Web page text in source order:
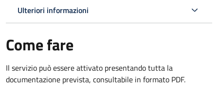
Ulteriori informazioni
Come fare
Il servizio può essere attivato presentando tutta la
documentazione prevista, consultabile in formato PDF.